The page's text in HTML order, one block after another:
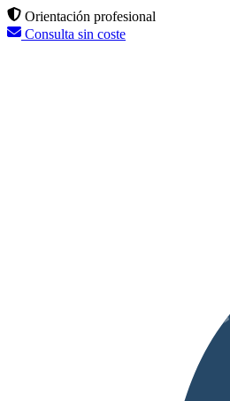
Orientación profesional
Consulta sin coste